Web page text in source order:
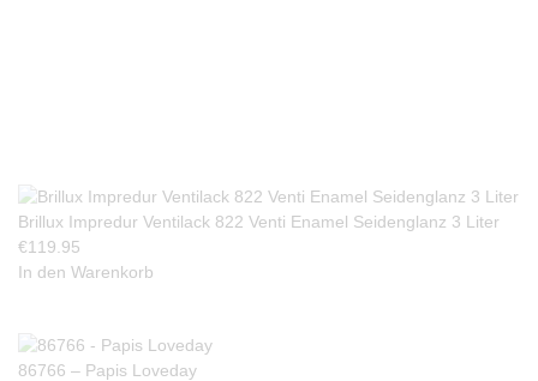
Brillux Impredur Ventilack 822 Venti Enamel Seidenglanz 3 Liter
€119.95
In den Warenkorb
86766 – Papis Loveday